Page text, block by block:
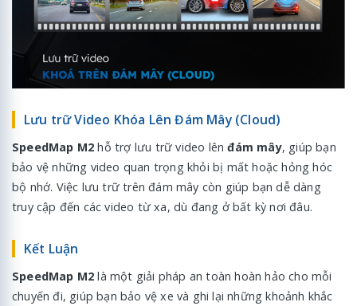
Lưu trữ Video Khóa Lên Đám Mây (Cloud)
SpeedMap M2 hỗ trợ lưu trữ video lênđám mây, giúp bạn
bảo vệ những video quan trọng khỏi bị mất hoặc hỏng hóc
bộ nhớ. Việc lưu trữ trên đám mây còn giúp bạn dễ dàng
truy cập đến các video từ xa, dù đang ở bất kỳ nơi đâu.
Kết Luận
SpeedMap M2 là một giải pháp an toàn hoàn hảo cho mỗi
chuyến đi, giúp bạn bảo vệ xe và ghi lại những khoảnh khắc